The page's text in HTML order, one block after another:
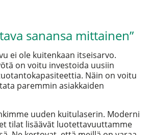
sanansa mittainen”
ei ole kuitenkaan itseisarvo.
on voitu investoida uusiin
Näin on voitu
paremmin asiakkaiden
uuden kuitulaserin. Moderni
tilat lisäävät luotettavuuttamme